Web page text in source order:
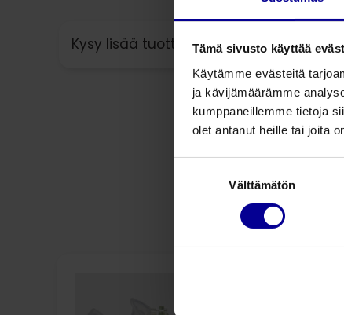
Tämä sivusto käyttää
Käytämme evästeitä
ja kävijämäärämme
kumppaneillemme tietoja
olet antanut heille tai joita
Välttämätön
Kysy lisää tuotteesta